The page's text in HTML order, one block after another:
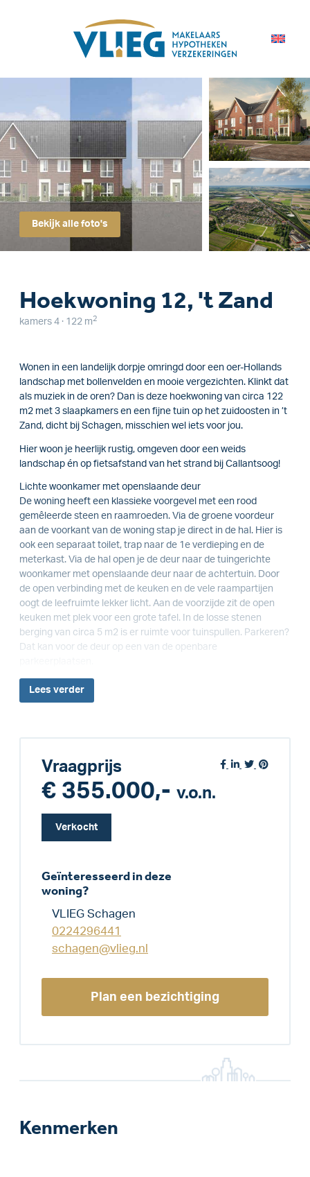
Bekijk alle foto's
Hoekwoning 12, 't Zand
kamers 4 · 122 m 2
Wonen in een landelijk dorpje omringd door een oer-Hollands
landschap met bollenvelden en mooie vergezichten. Klinkt dat
als muziek in de oren? Dan is deze hoekwoning van circa 122
m2 met 3 slaapkamers en een fijne tuin op het zuidoosten in ’t
Zand, dicht bij Schagen, misschien wel iets voor jou.
Hier woon je heerlijk rustig, omgeven door een weids
landschap én op fietsafstand van het strand bij Callantsoog!
Lichte woonkamer met openslaande deur
De woning heeft een klassieke voorgevel met een rood
gemêleerde steen en raamroeden. Via de groene voordeur
aan de voorkant van de woning stap je direct in de hal. Hier is
ook een separaat toilet, trap naar de 1e verdieping en de
meterkast. Via de hal open je de deur naar de tuingerichte
woonkamer met openslaande deur naar de achtertuin. Door
de open verbinding met de keuken en de vele raampartijen
oogt de leefruimte lekker licht. Aan de voorzijde zit de open
keuken met plek voor een grote tafel. In de losse stenen
berging van circa 5 m2 is er ruimte voor tuinspullen. Parkeren?
Dat kan voor de deur op een van de openbare
Lees verder
Vraagprijs
€ 355.000,- v.o.n.
Verkocht
Geïnteresseerd in deze
woning?
VLIEG Schagen
0224296441
schagen@vlieg.nl
Plan een bezichtiging
Kenmerken